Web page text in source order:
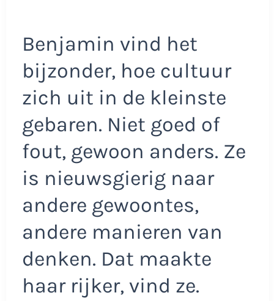
Benjamin vind het
bijzonder, hoe cultuur
zich uit in de kleinste
gebaren. Niet goed of
fout, gewoon anders. Ze
is nieuwsgierig naar
andere gewoontes,
andere manieren van
denken. Dat maakte
haar rijker, vind ze.